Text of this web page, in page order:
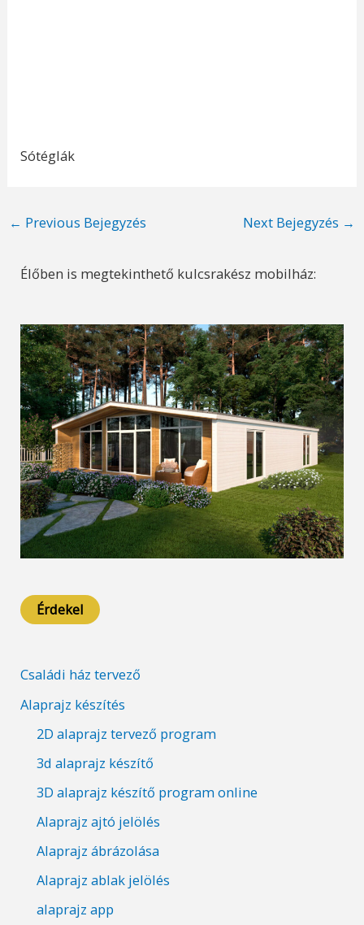
Sótéglák
Post
← Previous Bejegyzés Next Bejegyzés →
Élőben is megtekinthető kulcsrakész mobilház:
Érdekel
Családi ház tervező
Alaprajz készítés
2D alaprajz tervező program
3d alaprajz készítő
3D alaprajz készítő program online
Alaprajz ajtó jelölés
Alaprajz ábrázolása
Alaprajz ablak jelölés
alaprajz app